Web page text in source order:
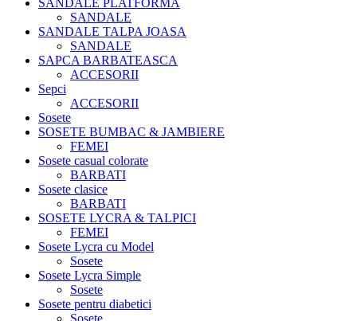
SANDALE PLATFORMA
SANDALE
SANDALE TALPA JOASA
SANDALE
SAPCA BARBATEASCA
ACCESORII
Sepci
ACCESORII
Sosete
SOSETE BUMBAC & JAMBIERE
FEMEI
Sosete casual colorate
BARBATI
Sosete clasice
BARBATI
SOSETE LYCRA & TALPICI
FEMEI
Sosete Lycra cu Model
Sosete
Sosete Lycra Simple
Sosete
Sosete pentru diabetici
Sosete